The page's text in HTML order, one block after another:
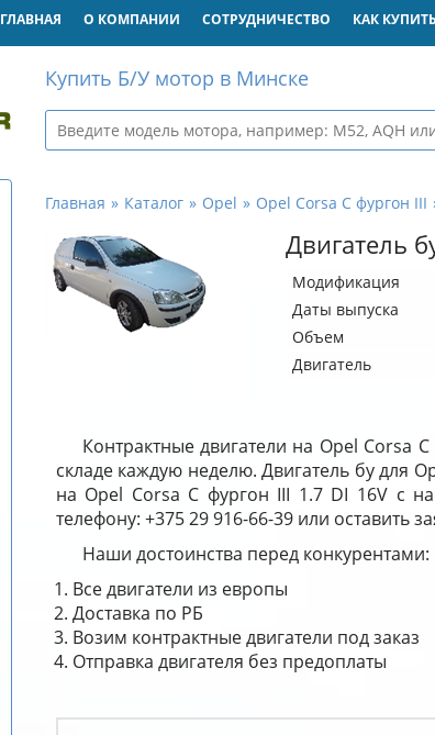
ГЛАВНАЯ О КОМПАНИИ СОТРУДНИЧЕСТВО КАК КУПИТЬ
Купить Б/У мотор в Минске
Главная Каталог Opel Opel Corsa C фургон III
Двигатель
Модификация
Даты выпуска
Объем
Двигатель
Контрактные двигатели на Opel Corsa
складе каждую неделю. Двигатель бу для
на Opel Corsa C фургон III 1.7 DI 16V с
телефону: +375 29 916-66-39 или оставить
Наши достоинства перед конкурентами:
Все двигатели из европы
Доставка по РБ
Возим контрактные двигатели под заказ
Отправка двигателя без предоплаты